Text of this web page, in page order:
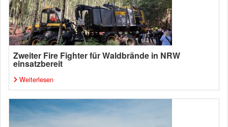
Zweiter Fire Fighter für Waldbrände in NRW
einsatzbereit
Weiterlesen